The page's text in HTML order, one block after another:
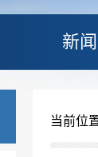
新闻
当前位